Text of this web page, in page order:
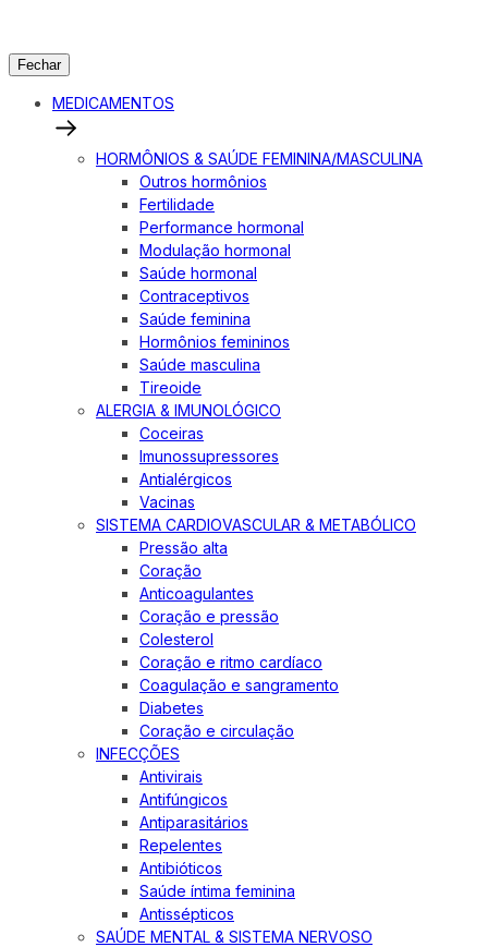
Fechar
MEDICAMENTOS
HORMÔNIOS & SAÚDE FEMININA/MASCULINA
Outros hormônios
Fertilidade
Performance hormonal
Modulação hormonal
Saúde hormonal
Contraceptivos
Saúde feminina
Hormônios femininos
Saúde masculina
Tireoide
ALERGIA & IMUNOLÓGICO
Coceiras
Imunossupressores
Antialérgicos
Vacinas
SISTEMA CARDIOVASCULAR & METABÓLICO
Pressão alta
Coração
Anticoagulantes
Coração e pressão
Colesterol
Coração e ritmo cardíaco
Coagulação e sangramento
Diabetes
Coração e circulação
INFECÇÕES
Antivirais
Antifúngicos
Antiparasitários
Repelentes
Antibióticos
Saúde íntima feminina
Antissépticos
SAÚDE MENTAL & SISTEMA NERVOSO